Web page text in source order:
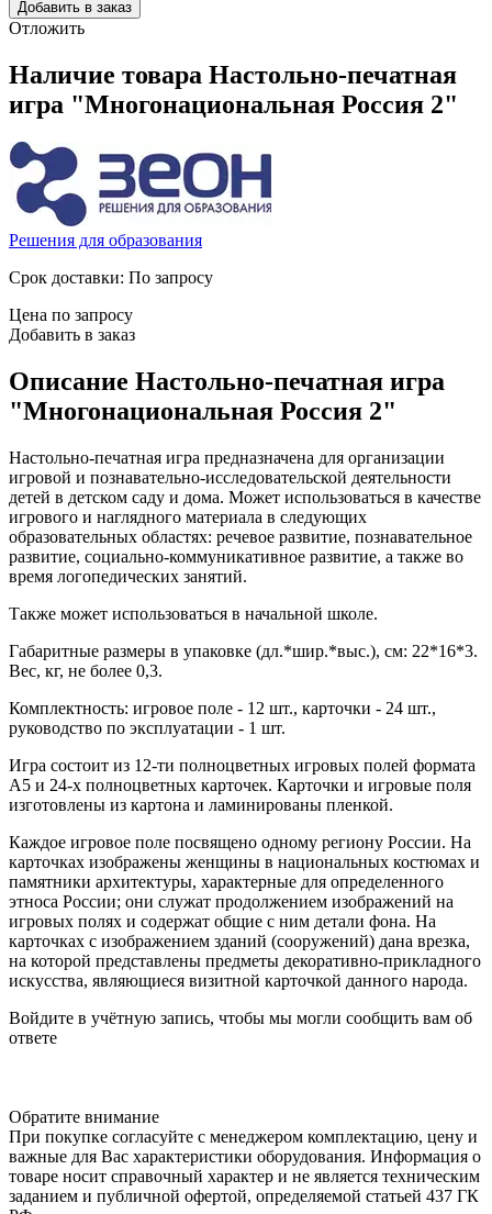
Добавить в заказ
Отложить
Наличие товара Настольно-печатная
игра "Многонациональная Россия 2"
Решения для образования
Срок доставки: По запросу
Цена по запросу
Добавить в заказ
Описание Настольно-печатная игра
"Многонациональная Россия 2"
Настольно-печатная игра предназначена для организации
игровой и познавательно-исследовательской деятельности
детей в детском саду и дома. Может использоваться в качестве
игрового и наглядного материала в следующих
образовательных областях: речевое развитие, познавательное
развитие, социально-коммуникативное развитие, а также во
время логопедических занятий.
Также может использоваться в начальной школе.
Габаритные размеры в упаковке (дл.*шир.*выс.), см: 22*16*3.
Вес, кг, не более 0,3.
Комплектность: игровое поле - 12 шт., карточки - 24 шт.,
руководство по эксплуатации - 1 шт.
Игра состоит из 12-ти полноцветных игровых полей формата
А5 и 24-х полноцветных карточек. Карточки и игровые поля
изготовлены из картона и ламинированы пленкой.
Каждое игровое поле посвящено одному региону России. На
карточках изображены женщины в национальных костюмах и
памятники архитектуры, характерные для определенного
этноса России; они служат продолжением изображений на
игровых полях и содержат общие с ним детали фона. На
карточках с изображением зданий (сооружений) дана врезка,
на которой представлены предметы декоративно-прикладного
искусства, являющиеся визитной карточкой данного народа.
Войдите в учётную запись, чтобы мы могли сообщить вам об
ответе
Обратите внимание
При покупке согласуйте с менеджером комплектацию, цену и
важные для Вас характеристики оборудования. Информация о
товаре носит справочный характер и не является техническим
заданием и публичной офертой, определяемой статьей 437 ГК